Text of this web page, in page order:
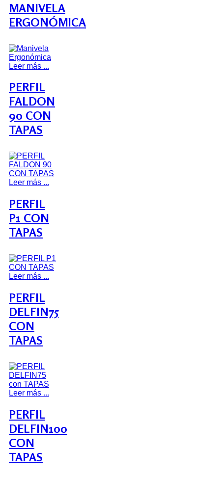
MANIVELA
ERGONÓMICA
Leer más ...
PERFIL
FALDON
90 CON
TAPAS
Leer más ...
PERFIL
P1 CON
TAPAS
Leer más ...
PERFIL
DELFIN75
CON
TAPAS
Leer más ...
PERFIL
DELFIN100
CON
TAPAS